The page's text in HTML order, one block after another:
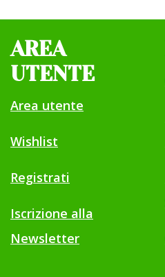
AREA
UTENTE
Area utente
Wishlist
Registrati
Iscrizione alla
Newsletter